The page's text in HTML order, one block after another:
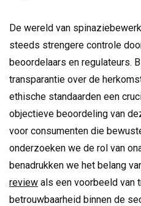
De wereld van
steeds strengere controle
beoordelaars en regulateurs.
transparantie over de
ethische standaarden een
objectieve beoordeling van
voor consumenten die
onderzoeken we de rol van
benadrukken we het belang
review als een voorbeeld van
betrouwbaarheid binnen de